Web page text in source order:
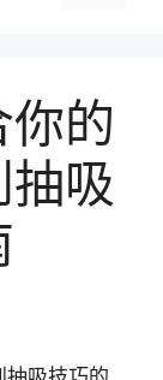
的
吸